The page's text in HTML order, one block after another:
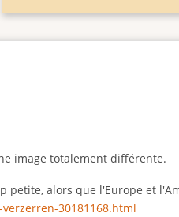
image totalement différente.
alors que l'Europe et
30181168.html